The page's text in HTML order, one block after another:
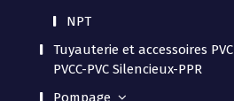
NPT
Tuyauterie et accessoires
PVCC-PVC Silencieux-PPR
Pompage